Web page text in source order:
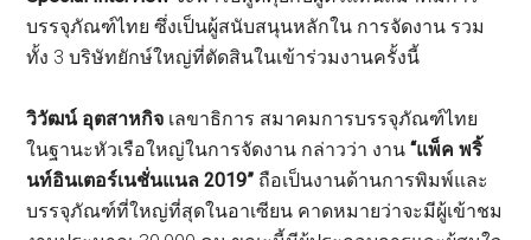
บรรจุภัณฑ์ไทย ซึ่งเป็นผู้สนับสนุนหลักใน การจัดงาน รวม
ทั้ง 3 บริษัทยักษ์ใหญ่ที่ตัดสินในเข้าร่วมงานครั้งนี้
วิวัฒน์ อุตสาหกิจ เลขาธิการ สมาคมการบรรจุภัณฑ์ไทย
ในฐานะหัวเรือใหญ่ในการจัดงาน กล่าวว่า งาน“แพ็ค พริ้
นท์อินเตอร์เนชั่นแนล 2019” ถือเป็นงานด้านการพิมพ์และ
บรรจุภัณฑ์ที่ใหญ่ที่สุดในอาเซียน คาดหมายว่าจะมีผู้เข้าชม